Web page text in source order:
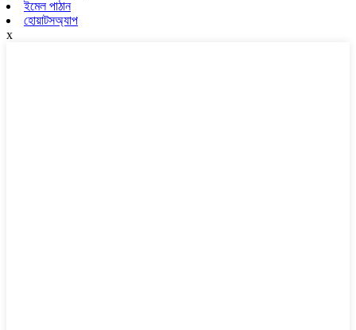
ইমেল পাঠান
হোয়াটসঅ্যাপ
x